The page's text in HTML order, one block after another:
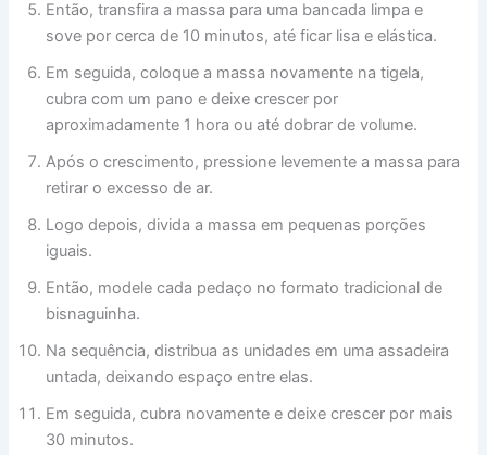
Então, transfira a massa para uma bancada limpa e
sove por cerca de 10 minutos, até ficar lisa e elástica.
Em seguida, coloque a massa novamente na tigela,
cubra com um pano e deixe crescer por
aproximadamente 1 hora ou até dobrar de volume.
Após o crescimento, pressione levemente a massa para
retirar o excesso de ar.
Logo depois, divida a massa em pequenas porções
iguais.
Então, modele cada pedaço no formato tradicional de
bisnaguinha.
Na sequência, distribua as unidades em uma assadeira
untada, deixando espaço entre elas.
Em seguida, cubra novamente e deixe crescer por mais
30 minutos.